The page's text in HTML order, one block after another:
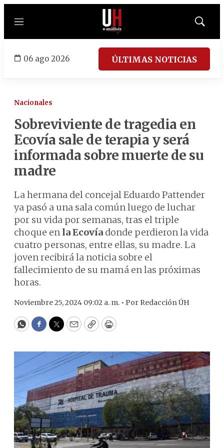
Menú
Mostrar
06 ago 2026 ÚLTIMAS NOTICIAS
Nacionales
Sobreviviente de tragedia en
Ecovía sale de terapia y será
informada sobre muerte de su
madre
La hermana del concejal Eduardo Pattender
ya pasó a una sala común luego de luchar
por su vida por semanas, tras el triple
choque en la Ecovía donde perdieron la vida
cuatro personas, entre ellas, su madre. La
joven recibirá la noticia sobre el
fallecimiento de su mamá en las próximas
horas.
Noviembre 25, 2024 09:02 a. m. • Por Redacción ÚH
WhatsApp
Facebook
Twitter
EmailCopyPrint